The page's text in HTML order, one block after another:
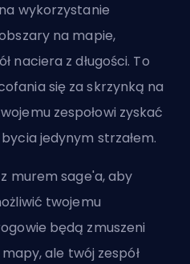
wykorzystanie
na mapie,
naciera z długości. To
się za skrzynką na
zespołowi zyskać
jedynym strzałem.
murem sage'a, aby
twojemu
będą zmuszeni
ale twój zespół